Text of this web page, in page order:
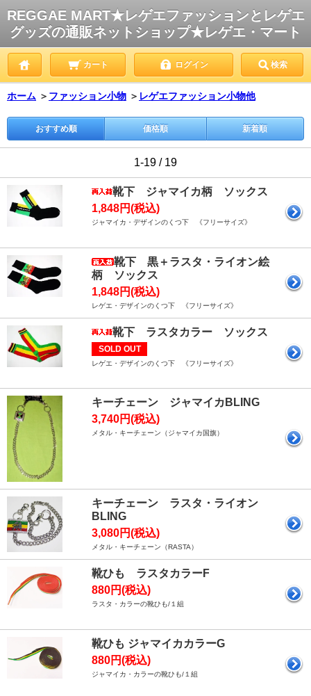
REGGAE MART★レゲエファッションとレゲエ
グッズの通販ネットショップ★レゲエ・マート
カート ログイン 検索
ホーム ＞ ファッション小物 ＞ レゲエファッション小物他
おすすめ順 価格順 新着順
1-19 / 19
靴下 ジャマイカ柄 ソックス
1,848円(税込)
ジャマイカ・デザインのくつ下 《フリーサイズ》
靴下 黒＋ラスタ・ライオン絵
柄 ソックス
1,848円(税込)
レゲエ・デザインのくつ下 《フリーサイズ》
靴下 ラスタカラー ソックス
SOLD OUT
レゲエ・デザインのくつ下 《フリーサイズ》
キーチェーン ジャマイカBLING
3,740円(税込)
メタル・キーチェーン（ジャマイカ国旗）
キーチェーン ラスタ・ライオン
BLING
3,080円(税込)
メタル・キーチェーン（RASTA）
靴ひも ラスタカラーF
880円(税込)
ラスタ・カラーの靴ひも/１組
靴ひも ジャマイカカラーG
880円(税込)
ジャマイカ・カラーの靴ひも/１組